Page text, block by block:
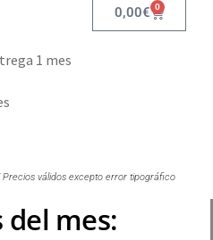
0,00€ 0
1 mes
válidos excepto error tipográfico
del mes: